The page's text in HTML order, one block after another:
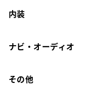
内装
ナビ・オーディオ
その他